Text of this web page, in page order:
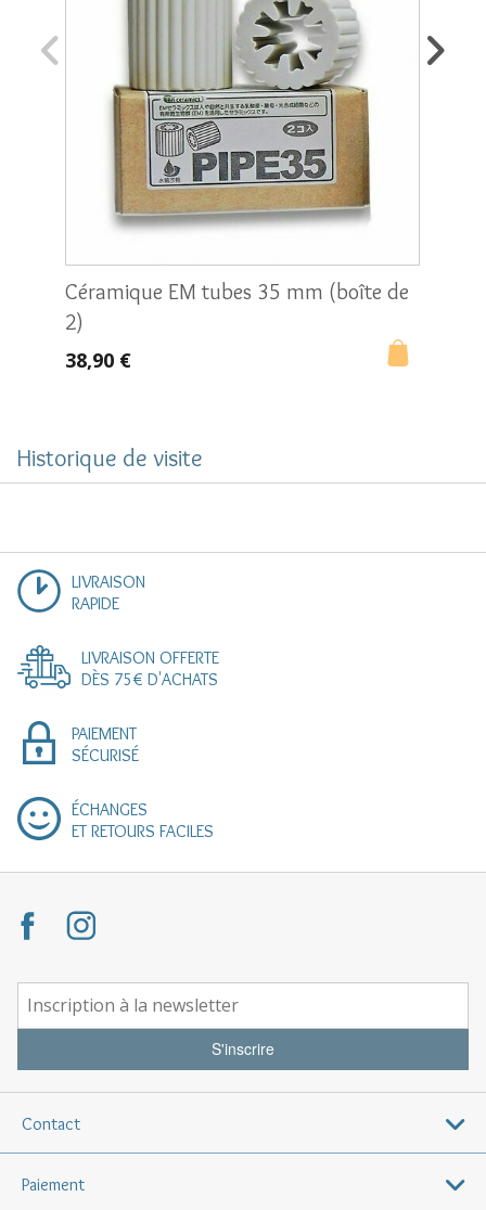
Céramique EM tubes 35 mm (boîte de
2)
38,90 €
Historique de visite
LIVRAISON
RAPIDE
LIVRAISON OFFERTE
DÈS 75€ D'ACHATS
PAIEMENT
SÉCURISÉ
ÉCHANGES
ET RETOURS FACILES
S'inscrire
Contact
Paiement